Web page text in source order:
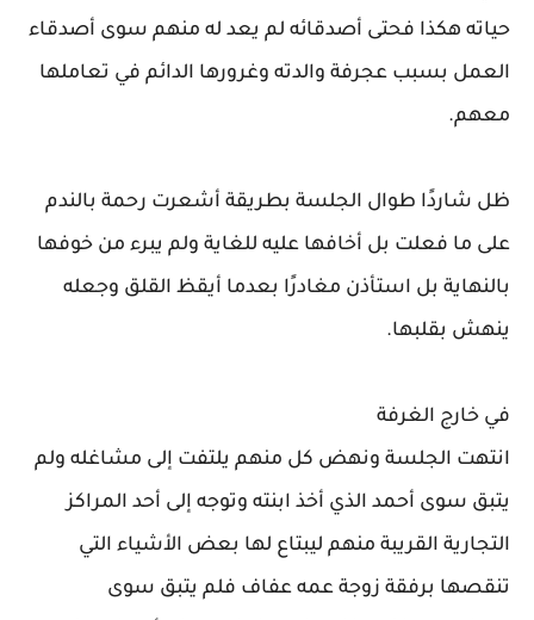
حياته هكذا فحتى أصدقائه لم يعد له منهم سوى أصدقاء
العمل بسبب عجرفة والدته وغرورها الدائم في تعاملها
معهم.
ظل شاردًا طوال الجلسة بطريقة أشعرت رحمة بالندم
على ما فعلت بل أخافها عليه للغاية ولم يبرء من خوفها
بالنهاية بل استأذن مغادرًا بعدما أيقظ القلق وجعله
ينهش بقلبها.
في خارج الغرفة
انتهت الجلسة ونهض كل منهم يلتفت إلى مشاغله ولم
يتبق سوى أحمد الذي أخذ ابنته وتوجه إلى أحد المراكز
التجارية القريبة منهم ليبتاع لها بعض الأشياء التي
تنقصها برفقة زوجة عمه عفاف فلم يتبق سوى